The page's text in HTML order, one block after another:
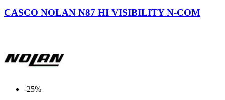
Yellow
Fluo
CASCO NOLAN N87 HI VISIBILITY N-COM
-25%